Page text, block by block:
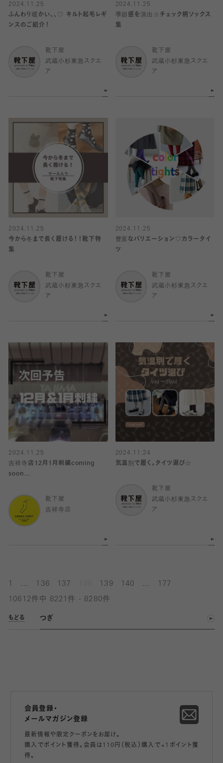
2024.11.25
ふんわり暖かい、、♡ キルト起毛レギ
ンスのご紹介！
靴下屋
武蔵小杉東急スクエ
ア
2024.11.25
季節感を演出☆チェック柄ソックス
集
靴下屋
武蔵小杉東急スクエ
ア
2024.11.25
今から冬まで長く履ける！！靴下特
集
靴下屋
武蔵小杉東急スクエ
ア
2024.11.25
豊富なバリエーション♡カラータイ
ツ
靴下屋
武蔵小杉東急スクエ
ア
2024.11.25
吉祥寺店12月1月刺繍coming
soon…
靴下屋
吉祥寺店
2024.11.24
気温別で履く。タイツ選び☆
靴下屋
武蔵小杉東急スクエ
ア
136 137 139 140 177
10612件中 8221件 - 8280件
もどる つぎ
会員登録・
メールマガジン登録
最新情報や限定クーポンをお届け。
購入でポイント獲得。会員は110円（税込）購入で+1ポイント獲
得。